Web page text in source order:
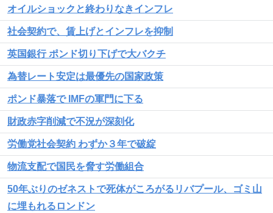
オイルショックと終わりなきインフレ
社会契約で、賃上げとインフレを抑制
英国銀行 ポンド切り下げで大バクチ
為替レート安定は最優先の国家政策
ポンド暴落で IMFの軍門に下る
財政赤字削減で不況が深刻化
労働党社会契約 わずか３年で破綻
物流支配で国民を脅す労働組合
50年ぶりのゼネストで死体がころがるリバプール、ゴミ山
に埋もれるロンドン